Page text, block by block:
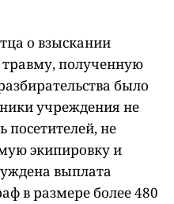
о взыскании
полученную
было
учреждения не
посетителей, не
экипировку и
выплата
в размере более 480